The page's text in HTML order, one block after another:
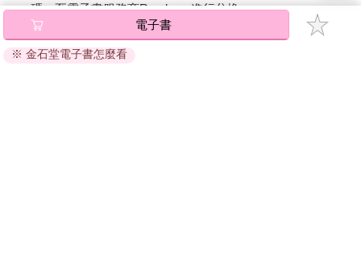
碼』至電子書服務商Readmoo進行兌換。
退換貨須知：
因版權保護，您在金石堂所購買的電子書僅能以金石堂專屬
電子書
※ 金石堂電子書怎麼看